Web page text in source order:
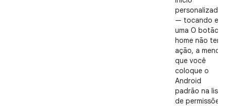
personalizadas
— tocando em
uma O botão
home não tem
ação, a menos
que você
coloque o
Android
padrão na lista
de permissões